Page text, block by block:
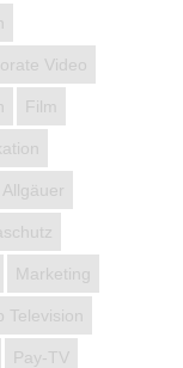
Video
Film
Marketing
Television
Pay-TV